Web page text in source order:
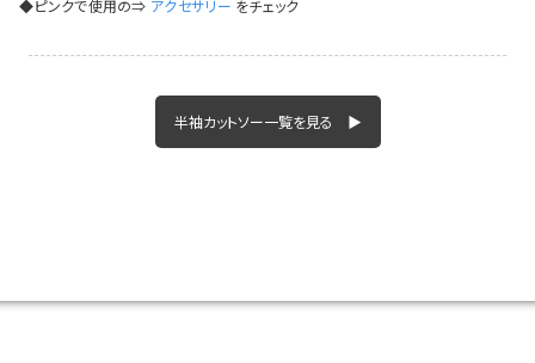
◆ピンクで使用の⇒ アクセサリー をチェック
半袖カットソー一覧を見る ▶